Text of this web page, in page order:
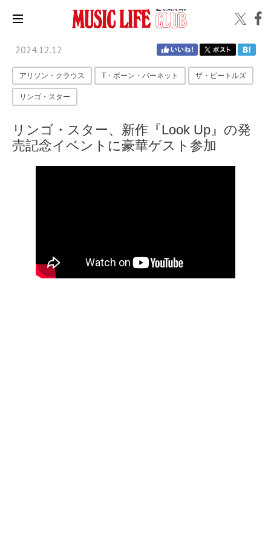
2024.12.12
アリソン・クラウス T・ボーン・バーネット ザ・ビートルズ
リンゴ・スター
リンゴ・スター、新作『Look Up』の発
売記念イベントに豪華ゲスト参加